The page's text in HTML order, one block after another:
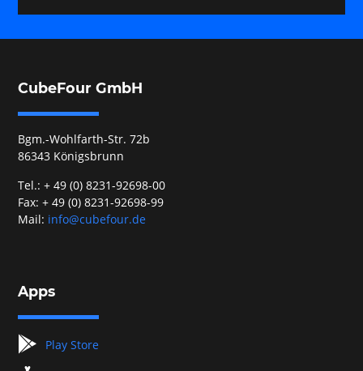
CubeFour GmbH
Bgm.-Wohlfarth-Str. 72b
86343 Königsbrunn
Tel.: + 49 (0) 8231-92698-00
Fax: + 49 (0) 8231-92698-99
Mail: info@cubefour.de
Apps
googleplay Play Store